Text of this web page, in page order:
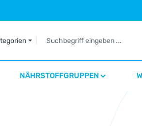
NÄHRSTOFFGRUPPEN